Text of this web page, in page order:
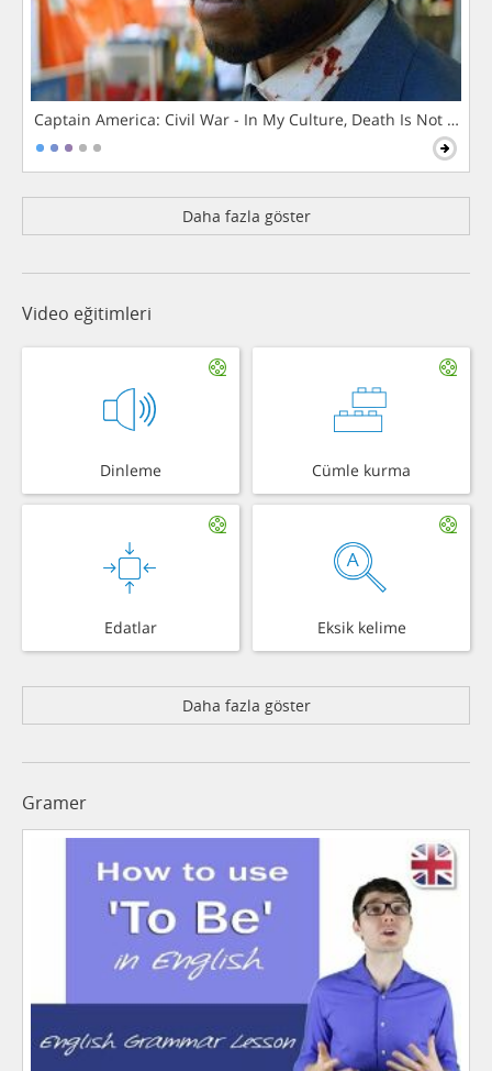
Captain America: Civil War - In My Culture, Death Is Not The
Daha fazla göster
Video eğitimleri
Dinleme Cümle kurma
Edatlar Eksik kelime
Daha fazla göster
Gramer